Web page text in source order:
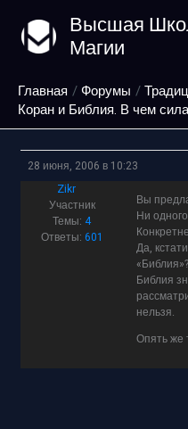
содержимому
Высшая
Магии
Главная Форумы
Коран и Библия. В чем
28 июня, 2006 в 10:23
Zikr
Участник
Темы:4
Ответы: 601
Вы
Ни
Да,
Библия
нельзя.
Опять же